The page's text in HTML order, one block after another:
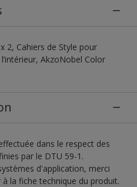
2, Cahiers de Style pour
AkzoNobel Color
dans le respect des
par le DTU 59-1.
d'application, merci
la fiche technique du produit.